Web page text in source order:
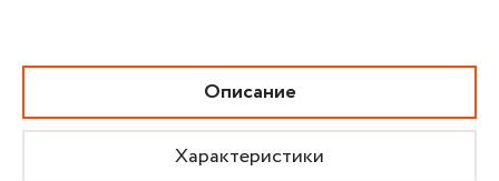
Описание
Характеристики